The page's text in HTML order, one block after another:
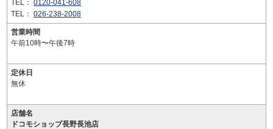
TEL： 0120-041-608
TEL： 026-238-2008
営業時間
午前10時〜午後7時
定休日
無休
店舗名
ドコモショップ長野長池店